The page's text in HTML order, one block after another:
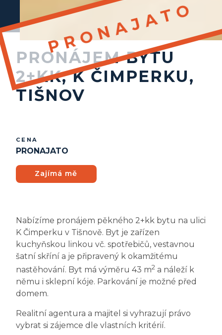
PRONÁJEM BYTU
2+KK, K ČIMPERKU,
TIŠNOV
CENA
PRONAJATO
Zajímá mě
Nabízíme pronájem pěkného 2+kk bytu na ulici
K Čimperku v Tišnově. Byt je zařízen
kuchyňskou linkou vč. spotřebičů, vestavnou
šatní skříní a je připravený k okamžitému
nastěhování. Byt má výměru 43 m2 a náleží k
němu i sklepní kóje. Parkování je možné před
domem.
Realitní agentura a majitel si vyhrazují právo
vybrat si zájemce dle vlastních kritérií.